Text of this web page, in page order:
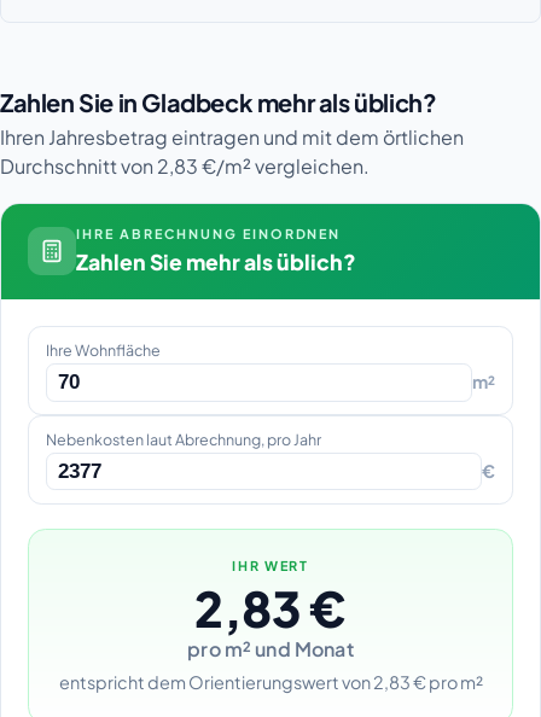
Zahlen Sie in Gladbeck mehr als üblich?
Ihren Jahresbetrag eintragen und mit dem örtlichen
Durchschnitt von 2,83 €/m² vergleichen.
IHRE ABRECHNUNG EINORDNEN
Zahlen Sie mehr als üblich?
Ihre Wohnfläche
m²
Nebenkosten laut Abrechnung, pro Jahr
€
IHR WERT
2,83 €
pro m² und Monat
entspricht dem Orientierungswert von 2,83 € pro m²